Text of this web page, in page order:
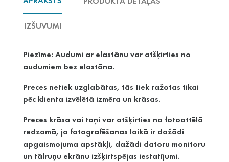
IZŠUVUMI
Piezīme: Audumi ar elastānu var atšķirties no
audumiem bez elastāna.
Preces netiek uzglabātas, tās tiek ražotas tikai
pēc klienta izvēlētā izmēra un krāsas.
Preces krāsa vai toņi var atšķirties no fotoattēlā
redzamā, jo fotografēšanas laikā ir dažādi
apgaismojuma apstākļi, dažādi datoru monitoru
un tālruņu ekrānu izšķirtspējas iestatījumi.